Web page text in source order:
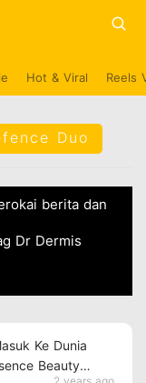
Hot & Viral Reels
Duo
berita dan
Dr Dermis
Ke Dunia
Beauty